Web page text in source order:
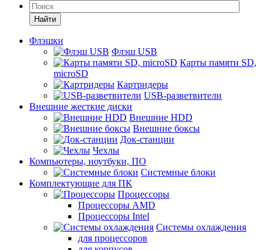
Найти
Флэшки
Флэш USB
Карты памяти SD,
microSD
Картридеры
USB-разветвители
Внешние жесткие диски
Внешние HDD
Внешние боксы
Док-станции
Чехлы
Компьютеры, ноутбуки, ПО
Системные блоки
Комплектующие для ПК
Процессоры
Процессоры AMD
Процессоры Intel
Системы охлаждения
для процессоров